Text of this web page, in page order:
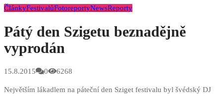
ČlánkyFestivalůFotoreportyNewsReporty
Pátý den Szigetu beznadějně
vyprodán
15.8.2015 0 6268
Největším lákadlem na páteční den Sziget festivalu byl švédský DJ